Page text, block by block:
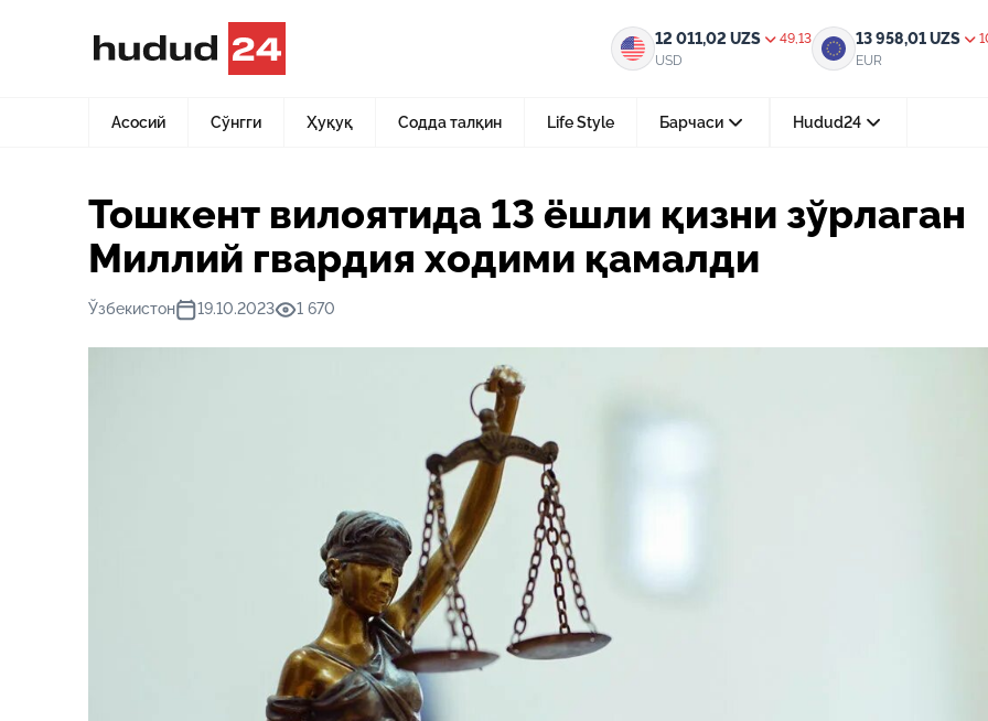
12 011,02 UZS
49,13
USD
13 958,01UZS
EUR
Асосий Сўнгги Ҳуқуқ Содда талқин Life Style Барчаси Hudud24
05-август 2026, 04:36
Янгиликлар Тошкент вилоятида 13 ёшли қизни зўрлаган Миллий гвардия ходими қамалди
Тошкент вилоятида 13 ёшли қизни зўрлаган
Миллий гвардия ходими қамалди
Ўзбекистон 19.10.2023 1 670